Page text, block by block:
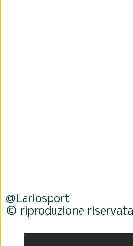
@Lariosport
© riproduzione riservata